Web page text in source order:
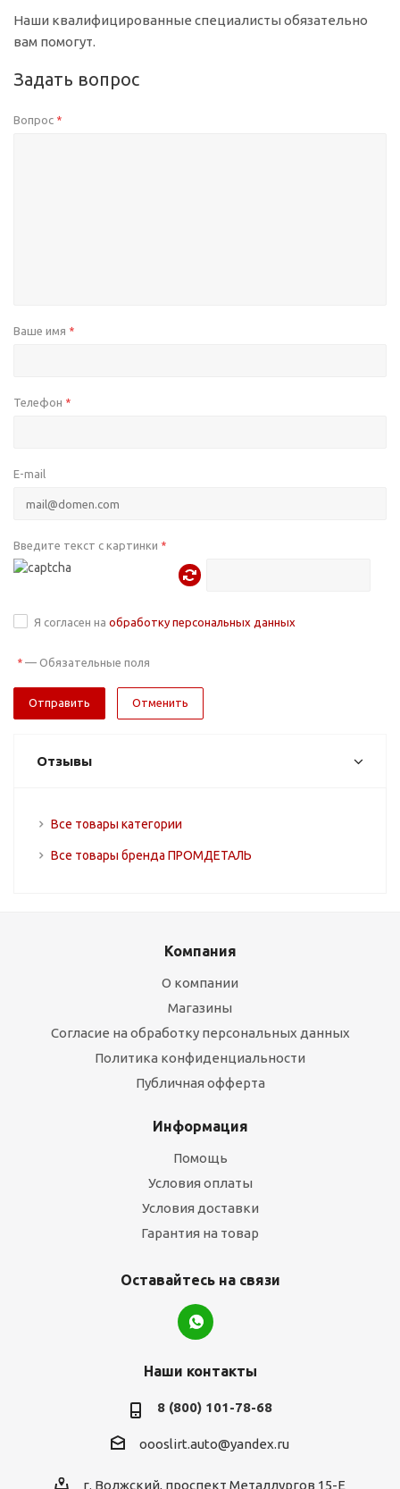
Наши квалифицированные специалисты обязательно
вам помогут.
Задать вопрос
Вопрос *
Ваше имя *
Телефон *
E-mail
Введите текст с картинки *
Я согласен на обработку персональных данных
* — Обязательные поля
Отменить
Отзывы
Все товары категории
Все товары бренда ПРОМДЕТАЛЬ
Компания
О компании
Магазины
Согласие на обработку персональных данных
Политика конфиденциальности
Публичная офферта
Информация
Помощь
Условия оплаты
Условия доставки
Гарантия на товар
Оставайтесь на связи
Наши контакты
8 (800) 101-78-68
oooslirt.auto@yandex.ru
г. Волжский, проспект Металлургов 15-Е